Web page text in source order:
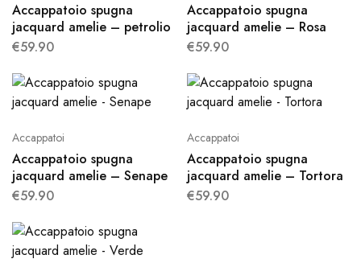
Accappatoio spugna
jacquard amelie – petrolio
€59.90
Accappatoio spugna
jacquard amelie – Rosa
€59.90
Accappatoi
Accappatoio spugna
jacquard amelie – Senape
€59.90
Accappatoi
Accappatoio spugna
jacquard amelie – Tortora
€59.90